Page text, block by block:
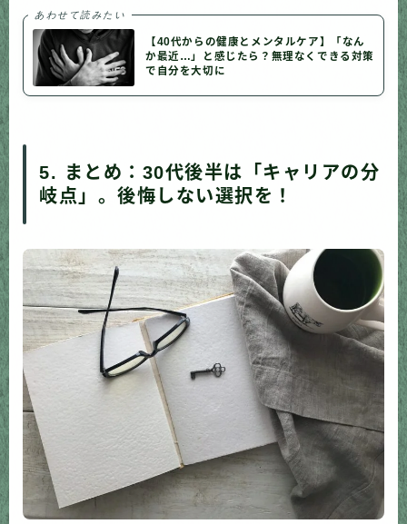
あわせて読みたい
【40代からの健康とメンタルケア】「なん
か最近…」と感じたら？無理なくできる対策
で自分を大切に
5. まとめ：30代後半は「キャリアの分
岐点」。後悔しない選択を！